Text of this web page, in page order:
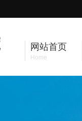
网站首页
Home